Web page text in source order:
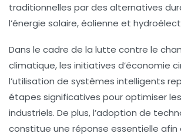
traditionnelles par des alternatives
l’énergie solaire,éolienne et
Dans le cadre de la lutte contre le
climatique, les initiatives d’économie
l’utilisation de systèmes intelligents
étapes significatives pour optimiser
industriels. De plus, l’adoption de
constitue une réponse essentielle afin